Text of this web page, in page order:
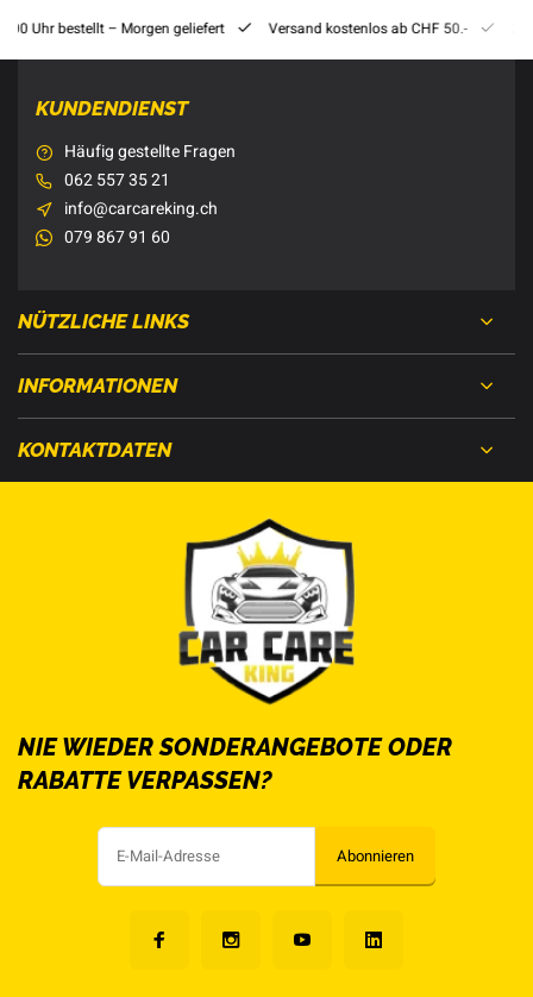
Uhr bestellt – Morgen geliefert Versand kostenlos ab CHF 50.-
KUNDENDIENST
Häufig gestellte Fragen
062 557 35 21
info@carcareking.ch
079 867 91 60
NÜTZLICHE LINKS
INFORMATIONEN
KONTAKTDATEN
NIE WIEDER SONDERANGEBOTE ODER
RABATTE VERPASSEN?
Abonnieren